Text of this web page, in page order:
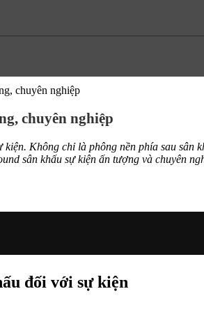
chuyên nghiệp
chuyên nghiệp
kiện. Không chỉ là phông nền phía sau
sân khấu sự kiện ấn tượng và chuyên
đối với sự kiện